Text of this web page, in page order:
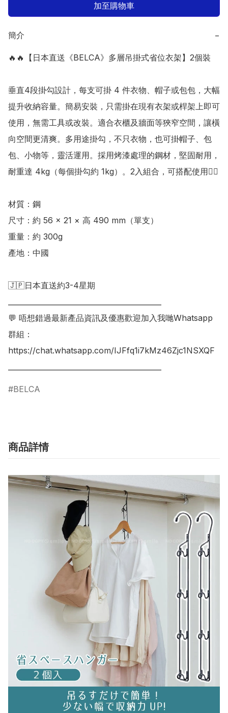
加至購物車
簡介 −
🔥🔥【日本直送《BELCA》多層吊掛式省位衣架】2個裝
垂直4段掛勾設計，每支可掛 4 件衣物、帽子或包包，大幅
提升收納容量。簡易安裝，只需掛在現有衣架或桿架上即可
使用，無需工具或改裝。適合衣櫃及牆面等狹窄空間，讓橫
向空間更清爽。多用途掛勾，不只衣物，也可掛帽子、包
包、小物等，靈活運用。採用烤漆處理的鋼材，堅固耐用，
耐重達 4kg（每個掛勾約 1kg）。2入組合，可搭配使用👍🏻
材質：鋼
尺寸：約 56 × 21 × 高 490 mm（單支）
重量：約 300g
產地：中國
🇯🇵日本直送約3-4星期
💬 唔想錯過最新產品資訊及優惠歡迎加入我哋Whatsapp
群組：
https://chat.whatsapp.com/IJFfq1i7kMz46Zjc1NSXQF
BELCA
商品詳情